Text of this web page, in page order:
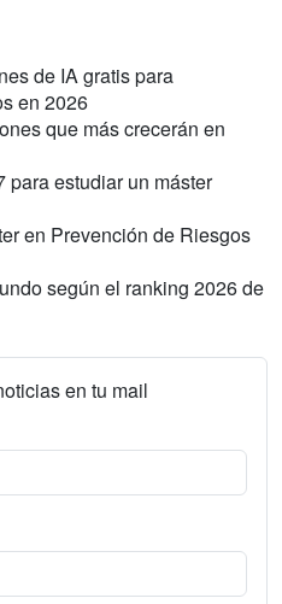
de IA gratis para
en 2026
que más crecerán en
para estudiar un máster
en Prevención de Riesgos
según el ranking 2026 de
en tu mail